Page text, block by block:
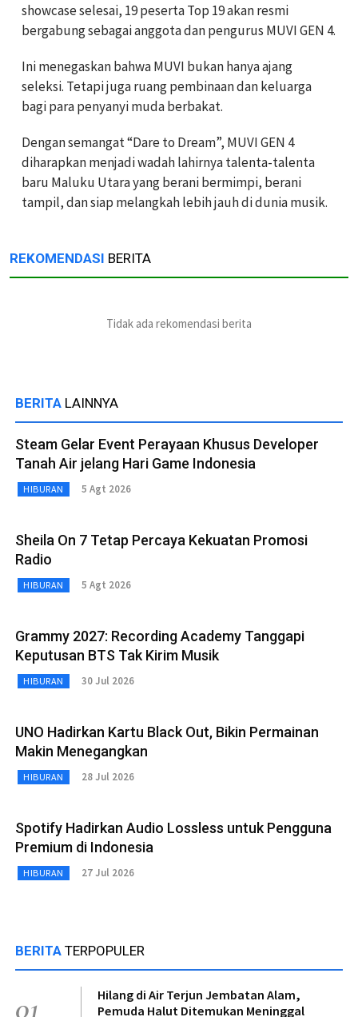
showcase selesai, 19 peserta Top 19 akan resmi
bergabung sebagai anggota dan pengurus MUVI GEN 4.
Ini menegaskan bahwa MUVI bukan hanya ajang
seleksi. Tetapi juga ruang pembinaan dan keluarga
bagi para penyanyi muda berbakat.
Dengan semangat “Dare to Dream”, MUVI GEN 4
diharapkan menjadi wadah lahirnya talenta-talenta
baru Maluku Utara yang berani bermimpi, berani
tampil, dan siap melangkah lebih jauh di dunia musik.
REKOMENDASI BERITA
Tidak ada rekomendasi berita
BERITA LAINNYA
Steam Gelar Event Perayaan Khusus Developer
Tanah Air jelang Hari Game Indonesia
HIBURAN 5 Agt 2026
Sheila On 7 Tetap Percaya Kekuatan Promosi
Radio
HIBURAN 5 Agt 2026
Grammy 2027: Recording Academy Tanggapi
Keputusan BTS Tak Kirim Musik
HIBURAN 30 Jul 2026
UNO Hadirkan Kartu Black Out, Bikin Permainan
Makin Menegangkan
HIBURAN 28 Jul 2026
Spotify Hadirkan Audio Lossless untuk Pengguna
Premium di Indonesia
HIBURAN 27 Jul 2026
BERITA TERPOPULER
01
Hilang di Air Terjun Jembatan Alam,
Pemuda Halut Ditemukan Meninggal